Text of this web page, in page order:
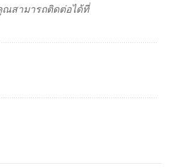
ณสามารถติดต่อได้ที่